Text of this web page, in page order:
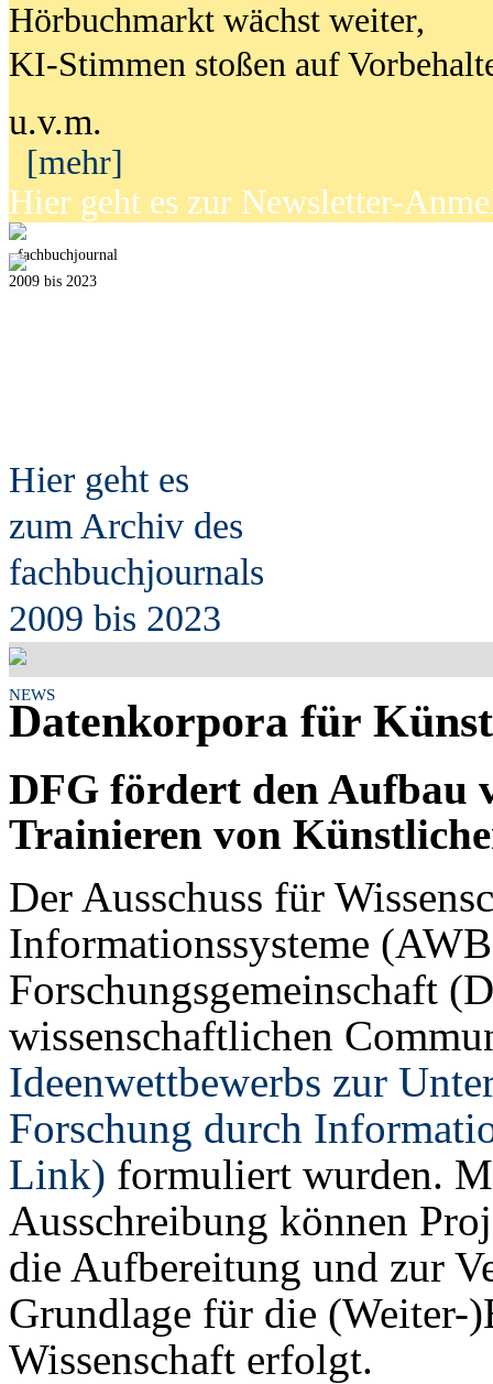
Hörbuchmarkt wächst weiter,
KI-Stimmen stoßen auf
u.v.m.
[mehr]
Hier geht es zur Newsletter-
fachbuchjournal
2009 bis 2023
Hier geht es
zum Archiv des
fachbuchjournals
2009 bis 2023
NEWS
Datenkorpora für
DFG fördert den Aufbau
Trainieren von
Der Ausschuss für
Informationssysteme
Forschungsgemeinschaft
wissenschaftlichen
Ideenwettbewerbs zur
Forschung durch
Link) formuliert wurden.
Ausschreibung können
die Aufbereitung und zur
Grundlage für die
Wissenschaft erfolgt.